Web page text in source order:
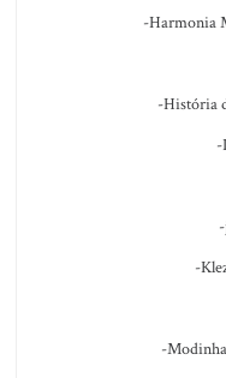
-Harmonia
-História
-
-
-